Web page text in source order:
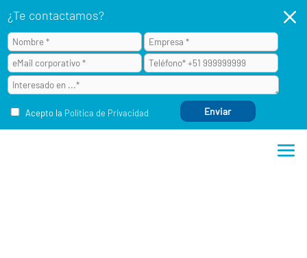
¿Te contactamos?
Acepto la Política de Privacidad
M